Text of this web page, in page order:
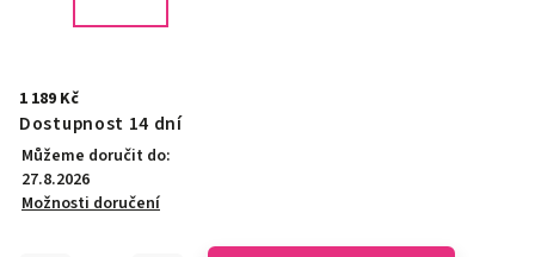
1 189 Kč
Dostupnost 14 dní
Můžeme doručit do:
27.8.2026
Možnosti doručení